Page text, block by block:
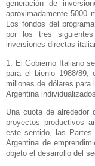
generación de
aproximadamente 5000
Los fondos del
por los tres
inversiones directas
1. El Gobierno Italiano
para el bienio 1988/89,
millones de dólares
Argentina
Una cuota de alrededor
proyectos productivos
este sentido, las
Argentinade
objeto el desarrollo del